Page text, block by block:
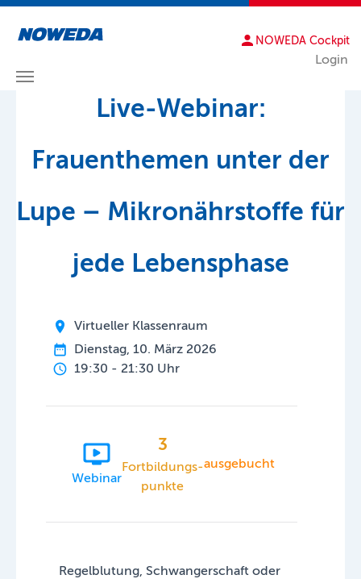
NOWEDA Cockpit
Login
Live-Webinar:
Frauenthemen unter der
Lupe – Mikronährstoffe für
jede Lebensphase
Virtueller Klassenraum
Dienstag, 10. März 2026
19:30 - 21:30 Uhr
Webinar
3
Fortbildungs­
punkte
ausgebucht
Regelblutung, Schwangerschaft oder